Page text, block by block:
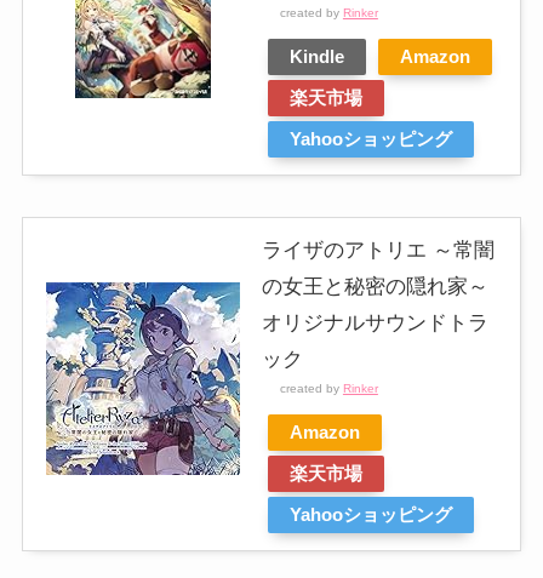
created by Rinker
Kindle
Amazon
楽天市場
Yahooショッピング
ライザのアトリエ ～常闇
の女王と秘密の隠れ家～
オリジナルサウンドトラ
ック
created by Rinker
Amazon
楽天市場
Yahooショッピング